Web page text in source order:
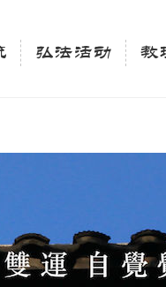
=
弘法活动 教